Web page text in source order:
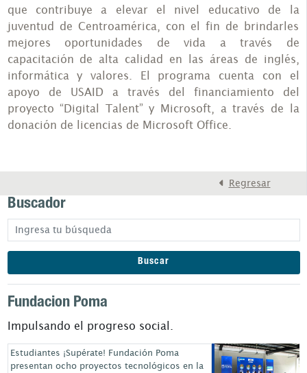
que contribuye a elevar el nivel educativo de la
juventud de Centroamérica, con el fin de brindarles
mejores oportunidades de vida a través de
capacitación de alta calidad en las áreas de inglés,
informática y valores. El programa cuenta con el
apoyo de USAID a través del financiamiento del
proyecto “Digital Talent” y Microsoft, a través de la
donación de licencias de Microsoft Office.
Regresar
Buscador
Buscar
Fundacion Poma
Impulsando el progreso social.
Estudiantes ¡Supérate! Fundación Poma
presentan ocho proyectos tecnológicos en la